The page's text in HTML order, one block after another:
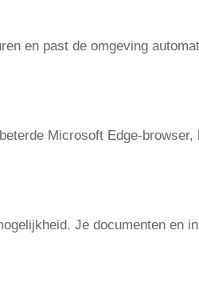
en past de omgeving
Microsoft Edge-
Je documenten en